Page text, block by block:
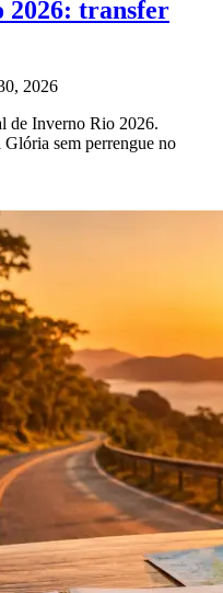
2026: transfer
2026
de Inverno Rio 2026.
sem perrengue no